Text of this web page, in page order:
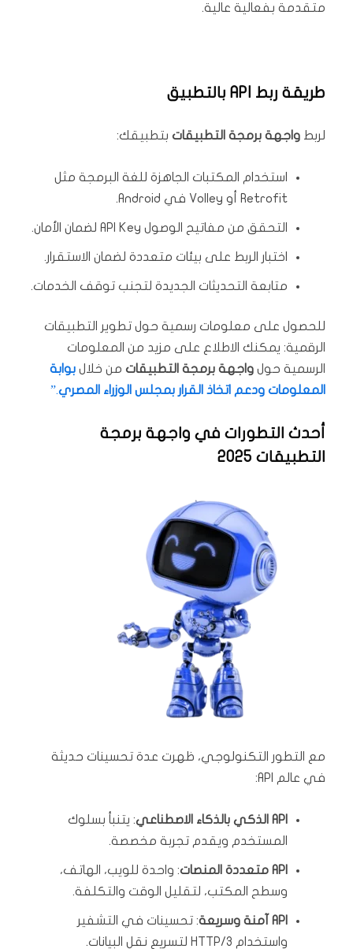
متقدمة بفعالية عالية.
طريقة ربط API بالتطبيق
لربط واجهة برمجة التطبيقات بتطبيقك:
استخدام المكتبات الجاهزة للغة البرمجة مثل
Retrofit أو Volley في Android.
التحقق من مفاتيح الوصول API Key لضمان الأمان.
اختبار الربط على بيئات متعددة لضمان الاستقرار.
متابعة التحديثات الجديدة لتجنب توقف الخدمات.
للحصول على معلومات رسمية حول تطوير التطبيقات
الرقمية: يمكنك الاطلاع على مزيد من المعلومات
الرسمية حول واجهة برمجة التطبيقات من خلال بوابة
المعلومات ودعم اتخاذ القرار بمجلس الوزراء المصري.”
أحدث التطورات في واجهة برمجة
التطبيقات 2025
مع التطور التكنولوجي، ظهرت عدة تحسينات حديثة
في عالم API:
API الذكي بالذكاء الاصطناعي
: يتنبأ بسلوك
المستخدم ويقدم تجربة مخصصة.
API متعددة المنصات
: واحدة للويب، الهاتف،
وسطح المكتب، لتقليل الوقت والتكلفة.
API آمنة وسريعة
: تحسينات في التشفير
واستخدام HTTP/3 لتسريع نقل البيانات.